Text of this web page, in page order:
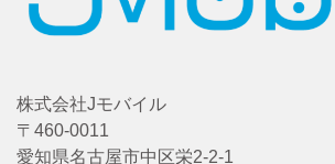
株式会社Jモバイル
〒460-0011
愛知県名古屋市中区栄2-2-1